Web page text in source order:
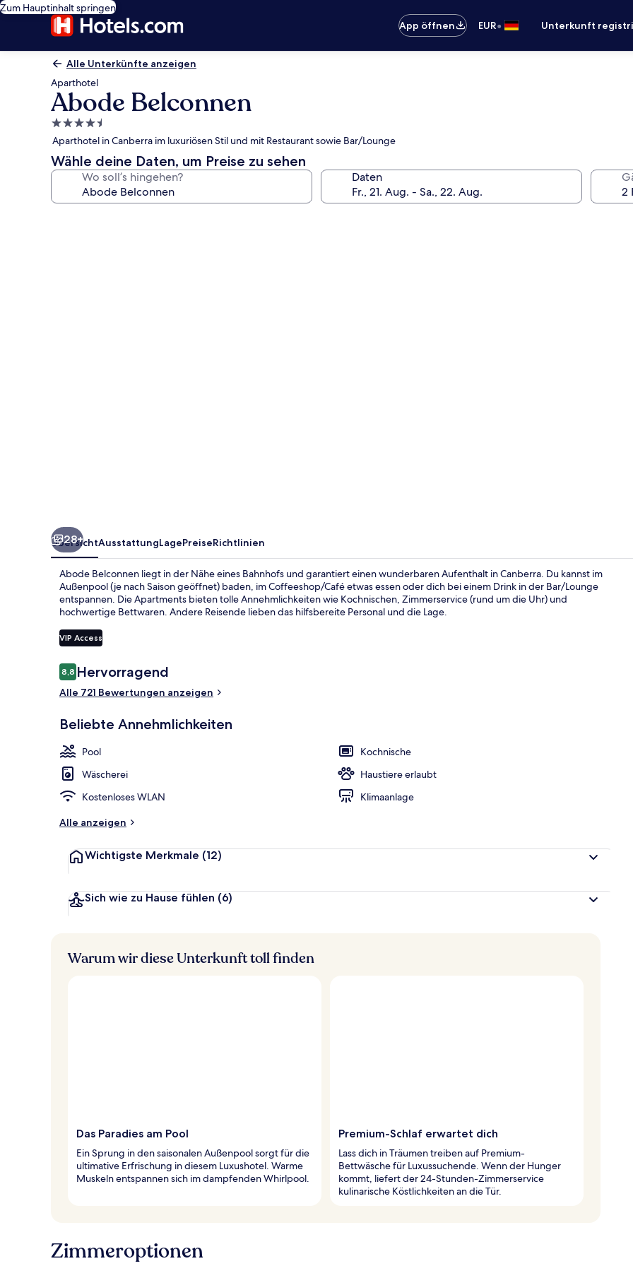
Zum Hauptinhalt springen
App öffnen
EUR• Unterkunft
Alle Unterkünfte anzeigen
Aparthotel
Abode Belconnen
4.5-
Sterne-
Unterkunft
Aparthotel in Canberra im luxuriösen Stil und mit Restaurant sowie Bar/Lounge
Wähle deine Daten, um Preise zu sehen
Wo soll’s hingehen? Daten
Executive-
28+
ÜbersichtAusstattungLagePreiseRichtlinien
Abode Belconnen liegt in der Nähe eines Bahnhofs und garantiert einen wunderbaren Aufenthalt in Canberra. Du kannst im
Außenpool (je nach Saison geöffnet) baden, im Coffeeshop/Café etwas essen oder dich bei einem Drink in der Bar/Lounge
entspannen. Die Apartments bieten tolle Annehmlichkeiten wie Kochnischen, Zimmerservice (rund um die Uhr) und
hochwertige Bettwaren. Andere Reisende lieben das hilfsbereite Personal und die Lage.
VIP Access
Bewertungen
8,88,8 von 10.
Hervorragend
Alle 721 Bewertungen anzeigen
Beliebte Annehmlichkeiten
Pool
Kochnische
Wäscherei
Haustiere erlaubt
Kostenloses WLAN
Klimaanlage
Alle anzeigen
Wichtigste Merkmale (12)
Sich wie zu Hause fühlen (6)
Warum wir diese Unterkunft toll finden
Das Paradies am Pool
Ein Sprung in den saisonalen Außenpool sorgt für die
ultimative Erfrischung in diesem Luxushotel. Warme
Muskeln entspannen sich im dampfenden Whirlpool.
Premium-Schlaf erwartet dich
Lass dich in Träumen treiben auf Premium-
Bettwäsche für Luxussuchende. Wenn der Hunger
kommt, liefert der 24-Stunden-Zimmerservice
kulinarische Köstlichkeiten an die Tür.
Zimmeroptionen